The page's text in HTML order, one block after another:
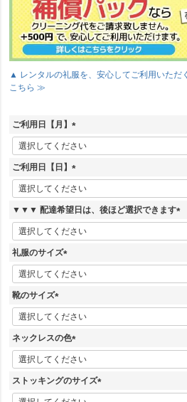
▲ レンタルの礼服を、安心してご利用いただ
こちら ≫
ご利用日【月】
(
必
須
)
ご利用日【日】
(
必
須
)
▼▼▼ 配達希望日は、後ほど選択できます
(
必
)
礼服のサイズ
(
必
)
靴のサイズ
(
必
須
)
ネックレスの色
(
必
須
)
ストッキングのサイズ
(